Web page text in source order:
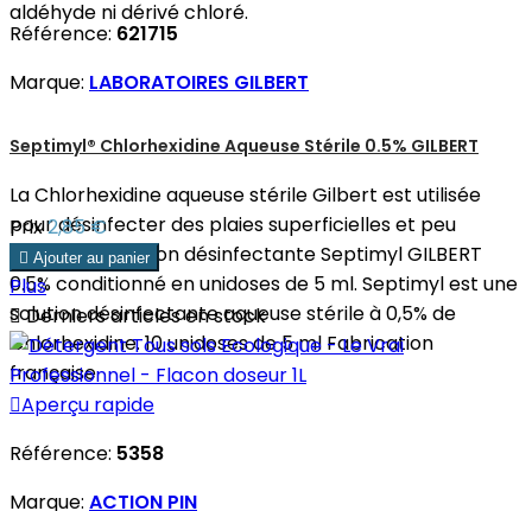
aldéhyde ni dérivé chloré.
Référence: 621715
Marque: LABORATOIRES GILBERT
Septimyl® Chlorhexidine Aqueuse Stérile 0.5% GILBERT
La Chlorhexidine aqueuse stérile Gilbert est utilisée
pour désinfecter des plaies superficielles et peu
étendues. Solution désinfectante Septimyl GILBERT
0.5% conditionné en unidoses de 5 ml. Septimyl est une
solution désinfectante aqueuse stérile à 0,5% de
Chlorhexidine. 10 unidoses de 5 ml Fabrication
française
Prix2,85 €
 Ajouter au panier
Plus
Derniers articles en stock
Aperçu rapide
Référence: 5358
Marque: ACTION PIN